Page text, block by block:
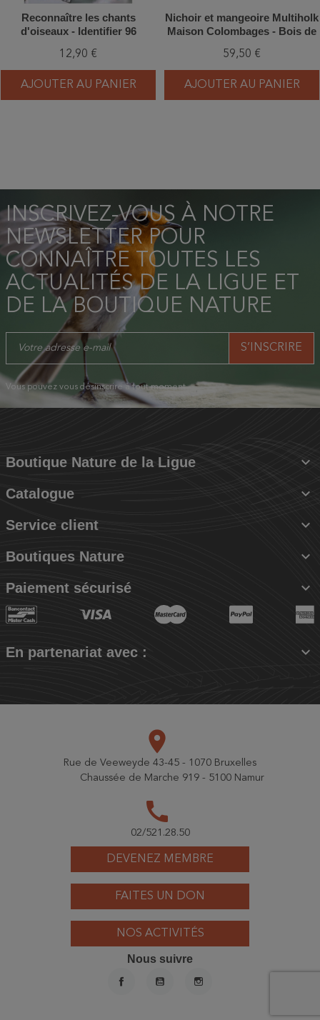
Reconnaître les chants
d'oiseaux - Identifier 96
12,90 €
AJOUTER AU PANIER
Nichoir et mangeoire Multiholk
Maison Colombages - Bois de
59,50 €
AJOUTER AU PANIER
INSCRIVEZ-VOUS À NOTRE
NEWSLETTER POUR
CONNAÎTRE TOUTES LES
ACTUALITÉS DE LA LIGUE ET
DE LA BOUTIQUE NATURE
Vous pouvez vous désinscrire à tout moment.
Boutique Nature de la Ligue 
Catalogue 
Service client 
Boutiques Nature 
Paiement sécurisé 
En partenariat avec : 
DEVENEZ MEMBRE
FAITES UN DON
NOS ACTIVITÉS
place
Rue de Veeweyde 43-45 - 1070 Bruxelles
Chaussée de Marche 919 - 5100 Namur
call
02/521.28.50
Nous suivre